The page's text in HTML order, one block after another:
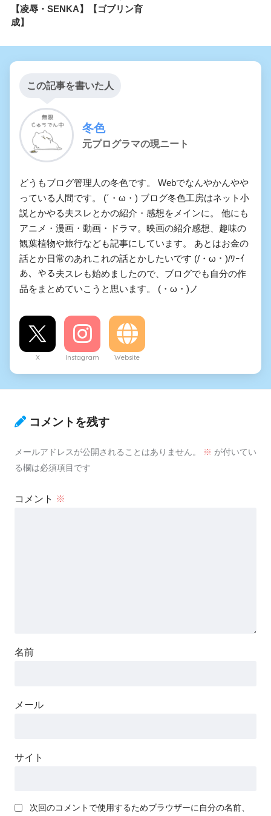
【凌辱・SENKA】【ゴブリン育
成】
この記事を書いた人
冬色
元プログラマの現ニート
どうもブログ管理人の冬色です。 Webでなんやかんやや
っている人間です。 (´・ω・) ブログ冬色工房はネット小
説とかやる夫スレとかの紹介・感想をメインに。 他にも
アニメ・漫画・動画・ドラマ。映画の紹介感想、趣味の
観葉植物や旅行なども記事にしています。 あとはお金の
話とか日常のあれこれの話とかしたいです (/・ω・)/ﾜｰｲ
あ、やる夫スレも始めましたので、ブログでも自分の作
品をまとめていこうと思います。 (・ω・)ノ
X Instagram Website
コメントを残す
メールアドレスが公開されることはありません。 ※ が付いてい
る欄は必須項目です
コメント ※
名前
メール
サイト
次回のコメントで使用するためブラウザーに自分の名前、